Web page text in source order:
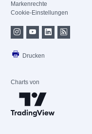
Markenrechte
Cookie-Einstellungen
Drucken
Charts von